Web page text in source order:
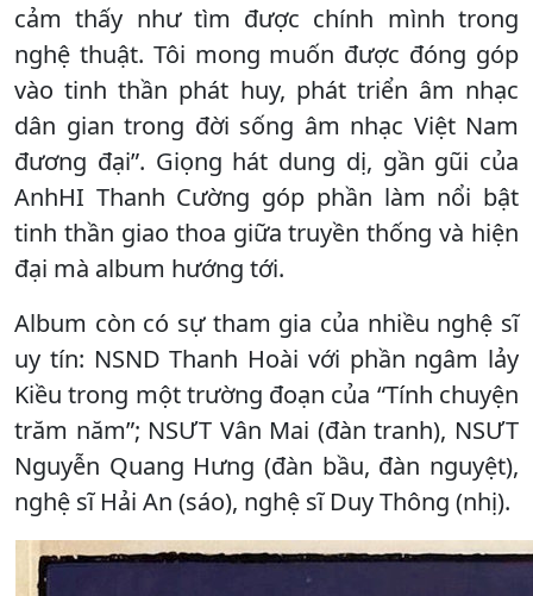
cảm thấy như tìm được chính mình trong
nghệ thuật. Tôi mong muốn được đóng góp
vào tinh thần phát huy, phát triển âm nhạc
dân gian trong đời sống âm nhạc Việt Nam
đương đại”. Giọng hát dung dị, gần gũi của
AnhHI Thanh Cường góp phần làm nổi bật
tinh thần giao thoa giữa truyền thống và hiện
đại mà album hướng tới.
Album còn có sự tham gia của nhiều nghệ sĩ
uy tín: NSND Thanh Hoài với phần ngâm lảy
Kiều trong một trường đoạn của “Tính chuyện
trăm năm”; NSƯT Vân Mai (đàn tranh), NSƯT
Nguyễn Quang Hưng (đàn bầu, đàn nguyệt),
nghệ sĩ Hải An (sáo), nghệ sĩ Duy Thông (nhị).